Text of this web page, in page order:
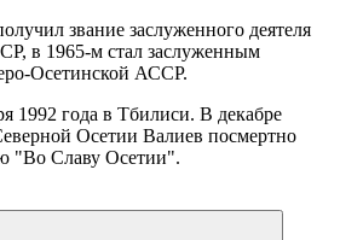
звание заслуженного деятеля
в 1965-м стал заслуженным
Осетинской АССР.
1992 года в Тбилиси. В декабре
Осетии Валиев посмертно
"Во Славу Осетии".